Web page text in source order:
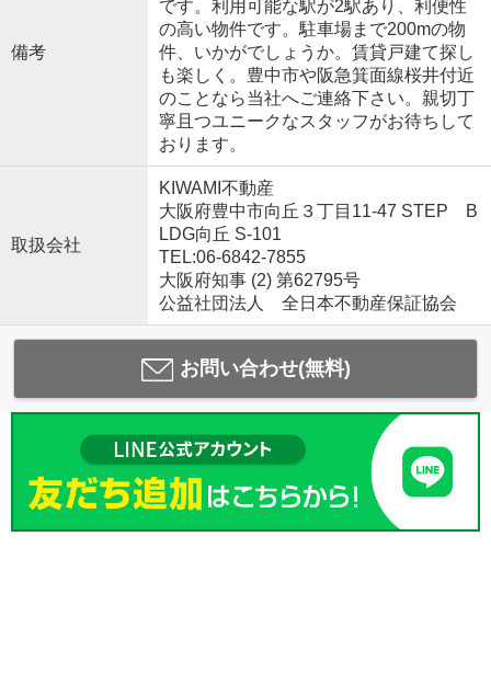
備考
です。利用可能な駅が2駅あり、利便性
の高い物件です。駐車場まで200mの物
件、いかがでしょうか。賃貸戸建て探し
も楽しく。豊中市や阪急箕面線桜井付近
のことなら当社へご連絡下さい。親切丁
寧且つユニークなスタッフがお待ちして
おります。
取扱会社
KIWAMI不動産
大阪府豊中市向丘３丁目11-47 STEP B
LDG向丘 S-101
TEL:06-6842-7855
大阪府知事 (2) 第62795号
公益社団法人 全日本不動産保証協会
お問い合わせ(無料)